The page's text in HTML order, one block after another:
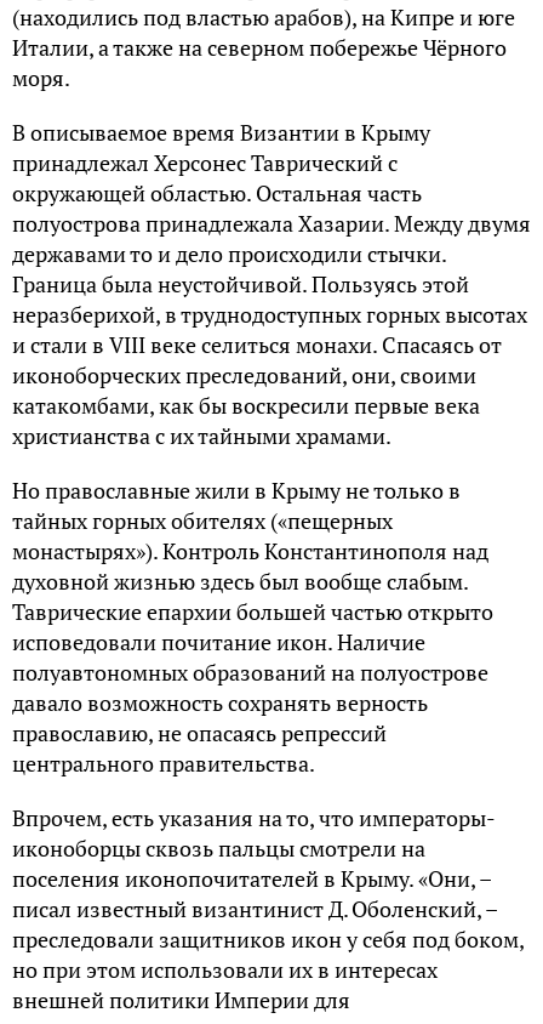
(находились под властью арабов), на Кипре и юге
Италии, а также на северном побережье Чёрного
моря.
В описываемое время Византии в Крыму
принадлежал Херсонес Таврический с
окружающей областью. Остальная часть
полуострова принадлежала Хазарии. Между двумя
державами то и дело происходили стычки.
Граница была неустойчивой. Пользуясь этой
неразберихой, в труднодоступных горных высотах
и стали в VIII веке селиться монахи. Спасаясь от
иконоборческих преследований, они, своими
катакомбами, как бы воскресили первые века
христианства с их тайными храмами.
Но православные жили в Крыму не только в
тайных горных обителях («пещерных
монастырях»). Контроль Константинополя над
духовной жизнью здесь был вообще слабым.
Таврические епархии большей частью открыто
исповедовали почитание икон. Наличие
полуавтономных образований на полуострове
давало возможность сохранять верность
православию, не опасаясь репрессий
центрального правительства.
Впрочем, есть указания на то, что императоры-
иконоборцы сквозь пальцы смотрели на
поселения иконопочитателей в Крыму. «Они, –
писал известный византинист Д. Оболенский, –
преследовали защитников икон у себя под боком,
но при этом использовали их в интересах
внешней политики Империи для